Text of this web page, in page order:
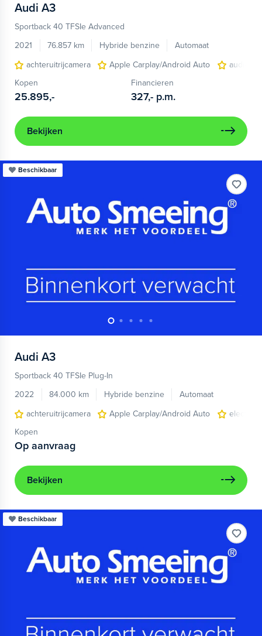
Audi A3
Sportback 40 TFSIe Advanced
2021
76.857 km Hybride benzine
Automaat
achteruitrijcamera
Apple Carplay/Android Auto
audio
Kopen
25.895,-
Financieren
327,- p.m.
Bekijken
Beschikbaar
Audi A3
Sportback 40 TFSIe Plug-In
2022
84.000 km Hybride benzine
Automaat
achteruitrijcamera
Apple Carplay/Android Auto
Kopen
Op aanvraag
Bekijken
Beschikbaar